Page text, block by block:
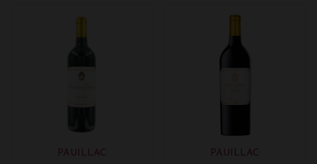
PAUILLAC PAUILLAC